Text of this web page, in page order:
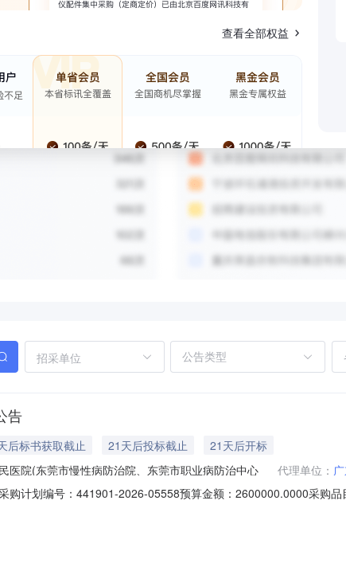
查看全部权益
招采单位
告
后标书获取截止 21天后投标截止
21天后开标
医院(东莞市慢性病防治院、东莞市职业病防治中心 代理单位：
购计划编号：441901-2026-05558预算金额：2600000.0000采购
间）前递交投标文件。一、项目基本情况项目编号：441901-2026-